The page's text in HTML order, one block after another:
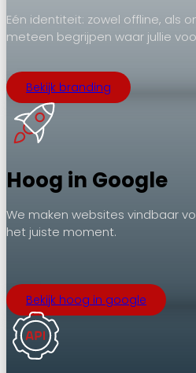
Eén identiteit: zowel offline, als
meteen begrijpen waar jullie
Bekijk branding
Hoog in Google
We maken websites vindbaar
het juiste moment.
Bekijk hoog in google